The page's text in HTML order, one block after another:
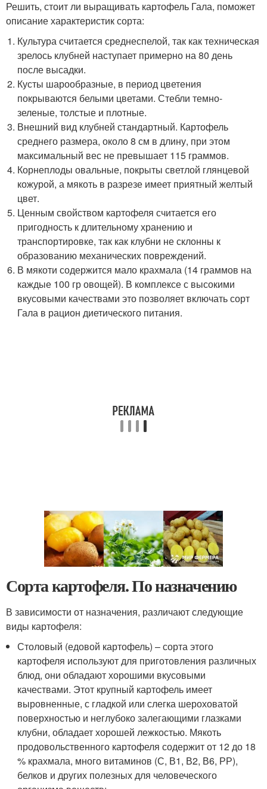
Решить, стоит ли выращивать картофель Гала, поможет
описание характеристик сорта:
Культура считается среднеспелой, так как техническая
зрелось клубней наступает примерно на 80 день
после высадки.
Кусты шарообразные, в период цветения
покрываются белыми цветами. Стебли темно-
зеленые, толстые и плотные.
Внешний вид клубней стандартный. Картофель
среднего размера, около 8 см в длину, при этом
максимальный вес не превышает 115 граммов.
Корнеплоды овальные, покрыты светлой глянцевой
кожурой, а мякоть в разрезе имеет приятный желтый
цвет.
Ценным свойством картофеля считается его
пригодность к длительному хранению и
транспортировке, так как клубни не склонны к
образованию механических повреждений.
В мякоти содержится мало крахмала (14 граммов на
каждые 100 гр овощей). В комплексе с высокими
вкусовыми качествами это позволяет включать сорт
Гала в рацион диетического питания.
Сорта картофеля. По назначению
В зависимости от назначения, различают следующие
виды картофеля:
Столовый (едовой картофель) – сорта этого
картофеля используют для приготовления различных
блюд, они обладают хорошими вкусовыми
качествами. Этот крупный картофель имеет
выровненные, с гладкой или слегка шероховатой
поверхностью и неглубоко залегающими глазками
клубни, обладает хорошей лежкостью. Мякоть
продовольственного картофеля содержит от 12 до 18
% крахмала, много витаминов (С, В1, В2, В6, РР),
белков и других полезных для человеческого